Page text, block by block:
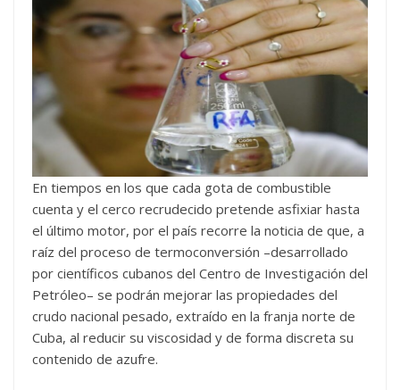
En tiempos en los que cada gota de combustible
cuenta y el cerco recrudecido pretende asfixiar hasta
el último motor, por el país recorre la noticia de que, a
raíz del proceso de termoconversión –desarrollado
por científicos cubanos del Centro de Investigación del
Petróleo– se podrán mejorar las propiedades del
crudo nacional pesado, extraído en la franja norte de
Cuba, al reducir su viscosidad y de forma discreta su
contenido de azufre.